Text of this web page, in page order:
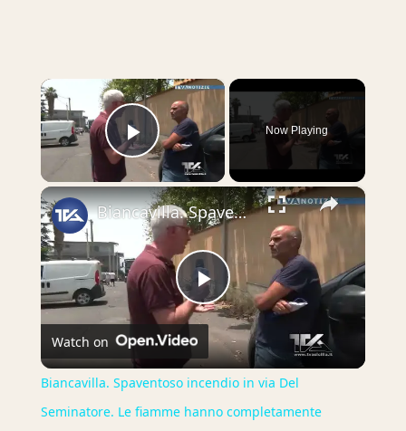
×
Play Video
Now Playing
×
Play
Video
Biancavilla. Spaventoso incendio in via Del Seminatore. Le fiamme hanno completamente distrutto un c
Watch on
Biancavilla. Spaventoso incendio in via Del
Seminatore. Le fiamme hanno completamente